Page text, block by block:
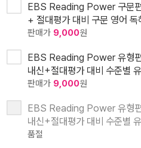
EBS Reading Power 구문
+ 절대평가 대비 구문 영어 독
판매가 9,000원
EBS Reading Power 유형
내신+절대평가 대비 수준별
판매가 9,000원
EBS Reading Power 유형
내신+절대평가 대비 수준별
품절